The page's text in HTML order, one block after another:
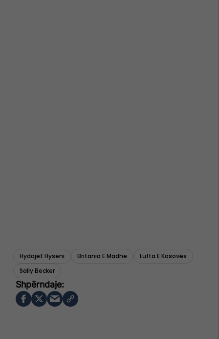
Hydajet Hyseni Britania E Madhe
Lufta E Kosovës
Sally Becker